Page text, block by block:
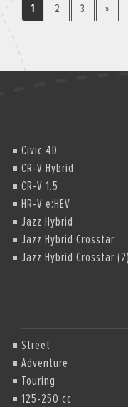
1 2 3 »
Civic 4D
CR-V Hybrid
CR-V 1.5
HR-V e:HEV
Jazz Hybrid
Jazz Hybrid Crosstar
Jazz Hybrid Crosstar (2)
Street
Adventure
Touring
125-250 cc